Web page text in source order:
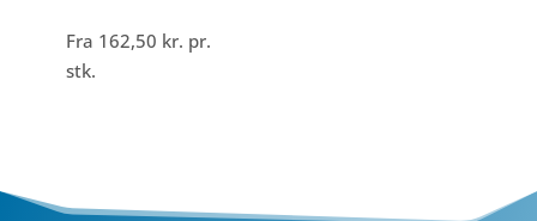
Fra 162,50 kr. pr.
stk.